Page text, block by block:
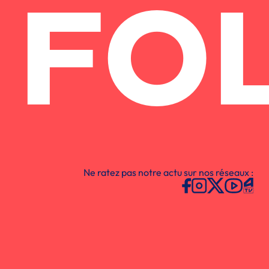
Ne ratez pas notre actu sur nos réseaux :